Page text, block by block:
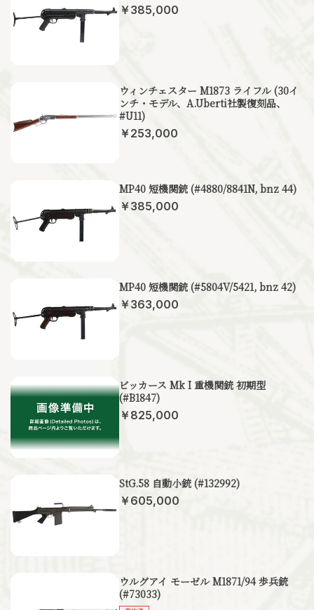
￥385,000
ウィンチェスター M1873 ライフル (30イ
ンチ・モデル、A.Uberti社製復刻品、
#U11)
￥253,000
MP40 短機関銃 (#4880/8841N, bnz 44)
￥385,000
MP40 短機関銃 (#5804V/5421, bnz 42)
￥363,000
ビッカース Mk I 重機関銃 初期型
(#B1847)
￥825,000
StG.58 自動小銃 (#132992)
￥605,000
ウルグアイ モーゼル M1871/94 歩兵銃
(#73033)